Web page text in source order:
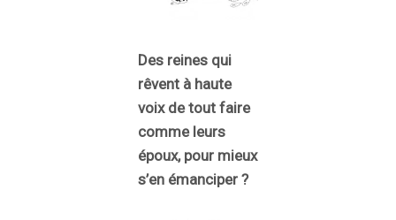
Des reines qui
rêvent à haute
voix de tout faire
comme leurs
époux, pour mieux
s’en émanciper ?